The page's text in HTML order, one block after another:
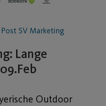
Post SV Marketing
Lange
Outdoor